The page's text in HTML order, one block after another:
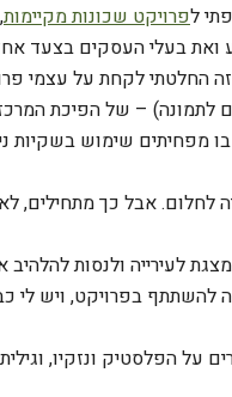
לפרויקט שכונות מקיימות
ואת בעלי העסקים בצעד
זה החלטתי לקחת על עצמי
לתמונה) – של הפיכת
מפחיתים שימוש בשקיות
לחלום. אבל כך מתחילים,
לעירייה ולנסות
להשתתף בפרויקט, ויש לי
על הפלסטיק ונזקיו,